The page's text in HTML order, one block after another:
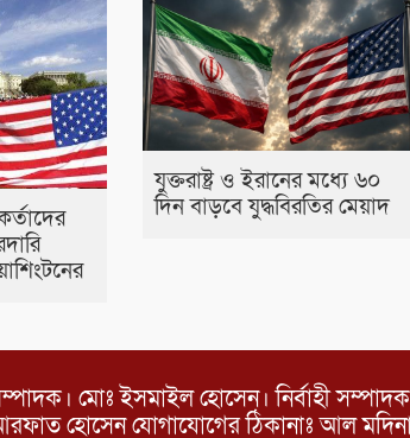
যুক্তরাষ্ট্র ও ইরানের মধ্যে ৬০
দিন বাড়বে যুদ্ধবিরতির মেয়াদ
মোঃ ইসমাইল হোসেন। নির্বাহী
হোসেন যোগাযোগের ঠিকানাঃ আল